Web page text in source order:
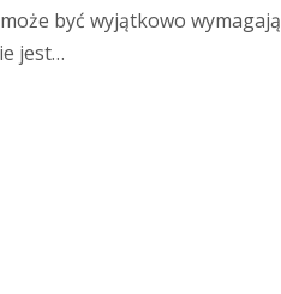
być wyjątkowo
jest…